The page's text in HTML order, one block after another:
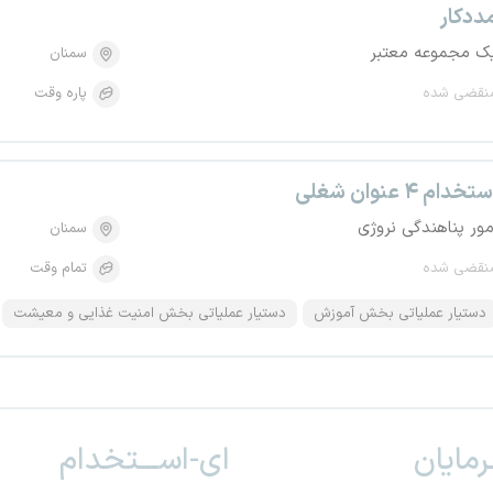
مجموعه معتبر
شده
سمنان
پاره وقت
۴ عنوان شغلی
پناهندگی نروژی
شده
سمنان
تمام وقت
دستیار عملیاتی بخش آموزش دستیار عملیاتی بخش امنیت غذایی و معیشت
ای-اســـتخدام